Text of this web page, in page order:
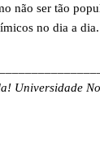
não ser tão
no dia a dia.
Universidade